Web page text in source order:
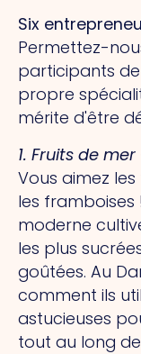
Six
Permettez-
participants
propre
mérite d'être
1. Fruits de
Vous aimez les
les framboises !
moderne
les plus
goûtées. Au
comment ils
astucieuses
tout au long